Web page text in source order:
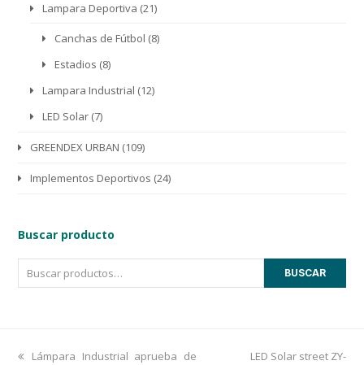
Lampara Deportiva (21)
Canchas de Fútbol (8)
Estadios (8)
Lampara Industrial (12)
LED Solar (7)
GREENDEX URBAN (109)
Implementos Deportivos (24)
Buscar producto
BUSCAR
previous
Lámpara Industrial aprueba de
next
LED Solar street ZY-